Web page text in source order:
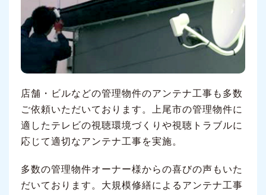
店舗・ビルなどの管理物件のアンテナ工事も多数
ご依頼いただいております。上尾市の管理物件に
適したテレビの視聴環境づくりや視聴トラブルに
応じて適切なアンテナ工事を実施。
多数の管理物件オーナー様からの喜びの声もいた
だいております。大規模修繕によるアンテナ工事